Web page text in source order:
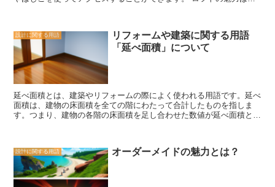
制限を遵守しながら、美しい景観や安全な建物を創造するために努力
しています。
るためにロフトが利用されることがあります。また、ロフトは子供部
屋や書斎など、個別のスペースを作りたい場合にも適しています。
さらに、ロフトはデザインの観点からも魅力的です。天井の高さを利
用することで、開放感のある空間を作り出すことができます。また、
ロフトには窓を設けることもでき、自然光を取り入れることができま
す。これにより、明るく快適な空間を作り出すことができます。 ロ
フトの活用法はさまざまです。住宅の場合、ロフトを寝室やリビング
ルームとして利用することもあります。また、趣味のスペースとして
利用することもできます。例えば、音楽や絵画、手芸などの趣味を楽
とができます。また、カフェやレストランなどでは、ロフトを特別な
席として利用することもあります。 ロフトは、限られたスペースを
有効活用するための素晴らしいオプションです。その多目的性とデザ
インの魅力から、さまざまな場面で活用されています。自宅や店舗の
空間を最大限に活かすために、ロフトを検討してみる価値がありま
設計に関する用語
リフォームや建築に関する用語
「延べ面積」について
延べ面積とは、建築やリフォームの際によく使われる用語です。延べ
面積は、建物の床面積を全ての階にわたって合計したものを指しま
す。つまり、建物の各階の床面積を足し合わせた数値が延べ面積とな
の場合、延べ面積が広いほど、店舗やオフィススペースの広さが大き
いことを示します。 延べ面積は、建築やリフォームの計画段階で重
要な役割を果たします。建物の用途や目的に応じて、必要な延べ面積
を計算し、設計や予算の基準とすることが一般的です。また、延べ面
設計に関する用語 オーダーメイドの魅力とは？